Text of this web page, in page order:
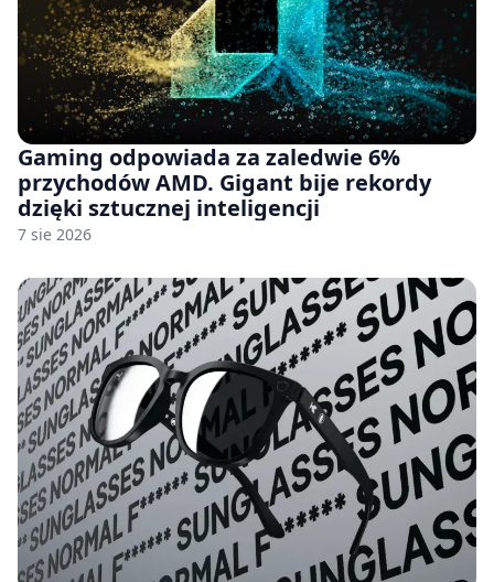
Gaming odpowiada za zaledwie 6%
przychodów AMD. Gigant bije rekordy
dzięki sztucznej inteligencji
7 sie 2026